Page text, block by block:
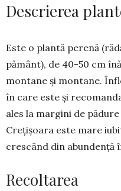
Descrierea
Este o plantă perenă
pă­mânt), de 40-50 cm
mon­tane și montane.
în care este și
ales la margini de
Crețișoara este mare
crescând din abun­dență
Recoltarea